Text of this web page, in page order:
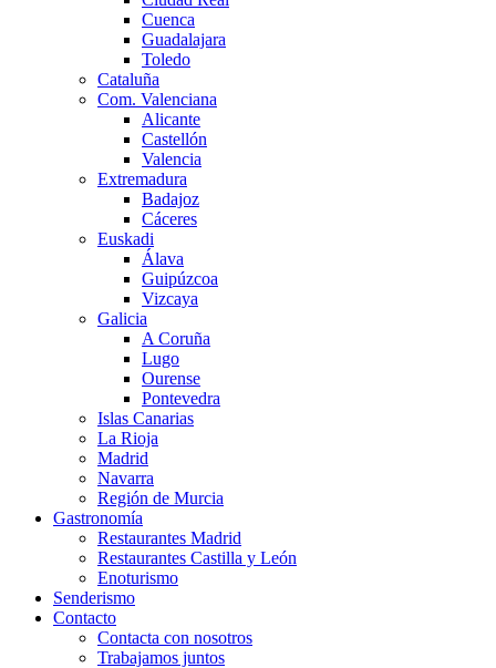
Cuenca
Guadalajara
Toledo
Cataluña
Com. Valenciana
Alicante
Castellón
Valencia
Extremadura
Badajoz
Cáceres
Euskadi
Álava
Guipúzcoa
Vizcaya
Galicia
A Coruña
Lugo
Ourense
Pontevedra
Islas Canarias
La Rioja
Madrid
Navarra
Región de Murcia
Gastronomía
Restaurantes Madrid
Restaurantes Castilla y León
Enoturismo
Senderismo
Contacto
Contacta con nosotros
Trabajamos juntos